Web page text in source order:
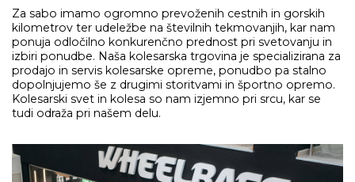
Za sabo imamo ogromno prevoženih cestnih in gorskih
kilometrov ter udeležbe na številnih tekmovanjih, kar nam
ponuja odločilno konkurenčno prednost pri svetovanju in
izbiri ponudbe. Naša kolesarska trgovina je specializirana za
prodajo in servis kolesarske opreme, ponudbo pa stalno
dopolnjujemo še z drugimi storitvami in športno opremo.
Kolesarski svet in kolesa so nam izjemno pri srcu, kar se
tudi odraža pri našem delu.